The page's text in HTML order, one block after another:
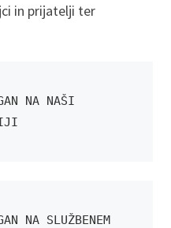
in prijatelji ter
NA NAŠI
NA SLUŽBENEM